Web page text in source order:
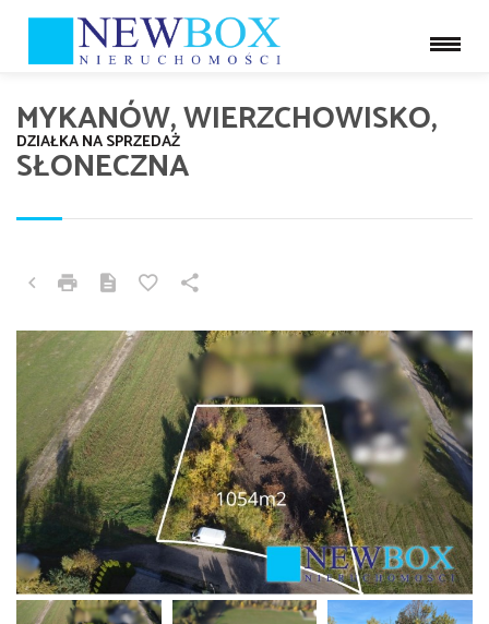
MYKANÓW, WIERZCHOWISKO,
SŁONECZNA
DZIAŁKA NA SPRZEDAŻ